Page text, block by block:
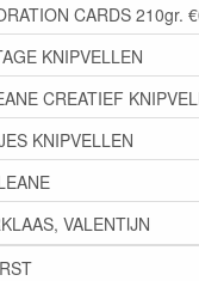
CARDS 210gr.
KNIPVELLEN
CREATIEF
KNIPVELLEN
VALENTIJN